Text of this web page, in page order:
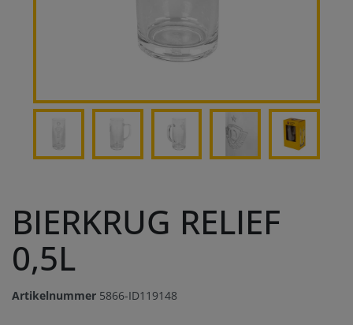
BIERKRUG RELIEF
0,5L
Artikelnummer 5866-ID119148